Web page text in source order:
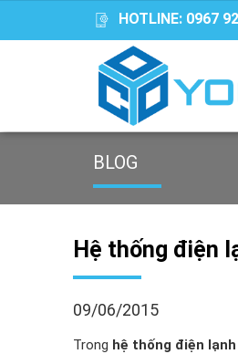
HOTLINE: 0967
BLOG
Hệ thống điện
09/06/2015
Trong hệ thống điện lạnh